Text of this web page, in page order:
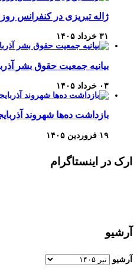
ژاله تبریزی در کنفرانس
۳۱ خرداد ۱۴۰۵
بیانیه جمعیت حقوق بشر
۰۳ خرداد ۱۴۰۵
بازداشت ده‌ها شهروند
۱۹ فروردین ۱۴۰۵
ارک در اینستاگرام
آرشیو
آرشیو